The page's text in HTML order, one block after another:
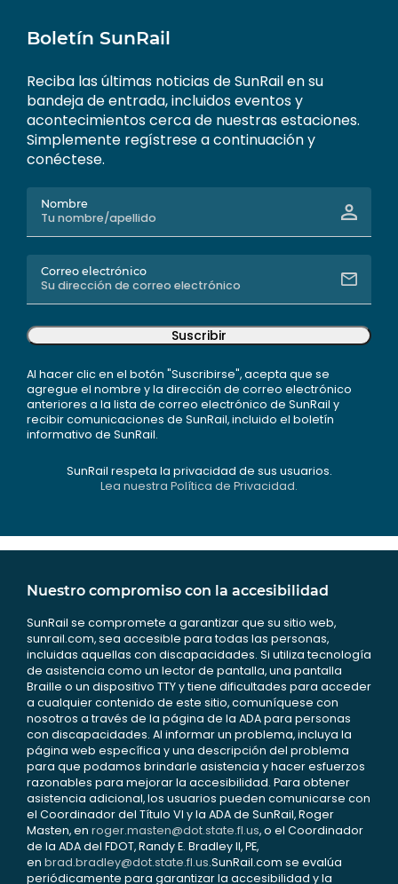
Boletín SunRail
Reciba las últimas noticias de SunRail en su
bandeja de entrada, incluidos eventos y
acontecimientos cerca de nuestras estaciones.
Simplemente regístrese a continuación y
conéctese.
Nombre
Correo electrónico
Suscribir
Al hacer clic en el botón "Suscribirse", acepta que se
agregue el nombre y la dirección de correo electrónico
anteriores a la lista de correo electrónico de SunRail y
recibir comunicaciones de SunRail, incluido el boletín
informativo de SunRail.
SunRail respeta la privacidad de sus usuarios.
Lea nuestra Política de Privacidad.
Nuestro compromiso con la accesibilidad
SunRail se compromete a garantizar que su sitio web,
sunrail.com, sea accesible para todas las personas,
incluidas aquellas con discapacidades. Si utiliza tecnología
de asistencia como un lector de pantalla, una pantalla
Braille o un dispositivo TTY y tiene dificultades para acceder
a cualquier contenido de este sitio, comuníquese con
nosotros a través de la página de la ADA para personas
con discapacidades. Al informar un problema, incluya la
página web específica y una descripción del problema
para que podamos brindarle asistencia y hacer esfuerzos
razonables para mejorar la accesibilidad. Para obtener
asistencia adicional, los usuarios pueden comunicarse con
el Coordinador del Título VI y la ADA de SunRail, Roger
Masten, en roger.masten@dot.state.fl.us, o el Coordinador
de la ADA del FDOT, Randy E. Bradley II, PE,
en brad.bradley@dot.state.fl.us.SunRail.com se evalúa
periódicamente para garantizar la accesibilidad y la